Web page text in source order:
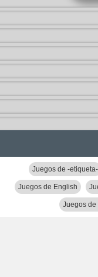
Juegos de -etiqueta-
Juegos de English
Juegos de